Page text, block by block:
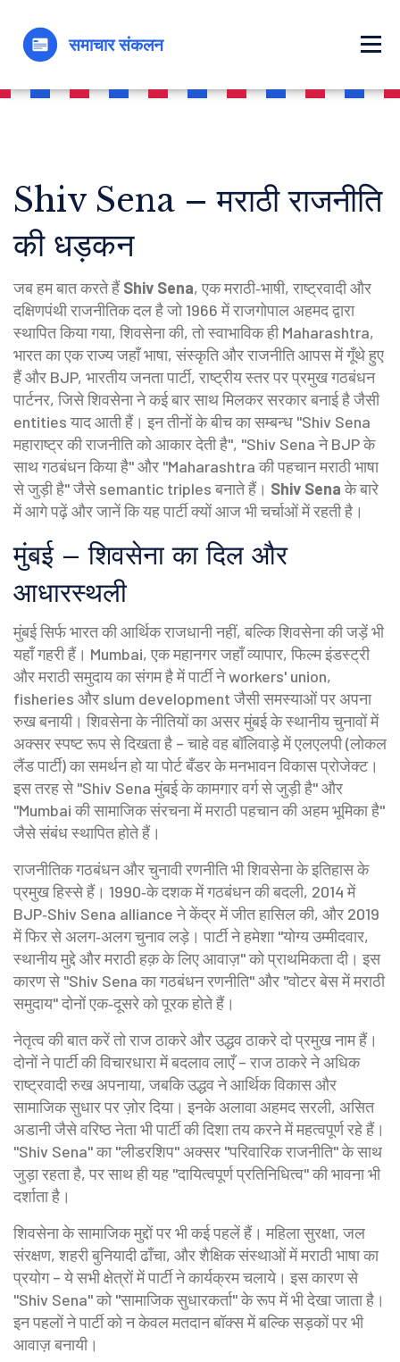
Shiv Sena – मराठी राजनीति
की धड़कन
जब हम बात करते हैंShiv Sena,एक मराठी‑भाषी, राष्ट्रवादी और
दक्षिणपंथी राजनीतिक दल है जो 1966 में राजगोपाल अहमद द्वारा
स्थापित किया गया,शिवसेनाकी, तो स्वाभाविक हीMaharashtra,
भारत का एक राज्य जहाँ भाषा, संस्कृति और राजनीति आपस में गूँथे हुए
हैंऔर BJP, भारतीय जनता पार्टी, राष्ट्रीय स्तर पर प्रमुख गठबंधन
पार्टनर, जिसे शिवसेना ने कई बार साथ मिलकर सरकार बनाई हैजैसी
entities याद आती हैं। इन तीनों के बीच का सम्बन्ध "Shiv Sena
महाराष्ट्र की राजनीति को आकार देती है", "Shiv Sena ने BJP के
साथ गठबंधन किया है" और "Maharashtra की पहचान मराठी भाषा
से जुड़ी है" जैसे semantic triples बनाते हैं। Shiv Senaके बारे
में आगे पढ़ें और जानें कि यह पार्टी क्यों आज भी चर्चाओं में रहती है।
मुंबई – शिवसेना का दिल और
आधारस्थली
मुंबई सिर्फ भारत की आर्थिक राजधानी नहीं, बल्कि शिवसेना की जड़ें भी
यहाँ गहरी हैं। Mumbai,एक महानगर जहाँ व्यापार, फिल्म इंडस्ट्री
और मराठी समुदाय का संगम हैमें पार्टी ने workers' union,
fisheries और slum development जैसी समस्याओं पर अपना
रुख बनायी। शिवसेना के नीतियों का असर मुंबई के स्थानीय चुनावों में
अक्सर स्पष्ट रूप से दिखता है – चाहे वह बॉलिवाड़े में एलएलपी (लोकल
लैंड पार्टी) का समर्थन हो या पोर्ट बँडर के मनभावन विकास प्रोजेक्ट।
इस तरह से "Shiv Sena मुंबई के कामगार वर्ग से जुड़ी है" और
"Mumbai की सामाजिक संरचना में मराठी पहचान की अहम भूमिका है"
जैसे संबंध स्थापित होते हैं।
राजनीतिक गठबंधन और चुनावी रणनीति भी शिवसेना के इतिहास के
प्रमुख हिस्से हैं। 1990‑के दशक में गठबंधन की बदली, 2014 में
BJP‑Shiv Sena alliance ने केंद्र में जीत हासिल की, और 2019
में फिर से अलग‑अलग चुनाव लड़े। पार्टी ने हमेशा "योग्य उम्मीदवार,
स्थानीय मुद्दे और मराठी हक़ के लिए आवाज़" को प्राथमिकता दी। इस
कारण से "Shiv Sena का गठबंधन रणनीति" और "वोटर बेस में मराठी
समुदाय" दोनों एक‑दूसरे को पूरक होते हैं।
नेतृत्व की बात करें तो राज ठाकरे और उद्धव ठाकरे दो प्रमुख नाम हैं।
दोनों ने पार्टी की विचारधारा में बदलाव लाएँ – राज ठाकरे ने अधिक
राष्ट्रवादी रुख अपनाया, जबकि उद्धव ने आर्थिक विकास और
सामाजिक सुधार पर ज़ोर दिया। इनके अलावा अहमद सरली, असित
अडानी जैसे वरिष्ठ नेता भी पार्टी की दिशा तय करने में महत्वपूर्ण रहे हैं।
"Shiv Sena" का "लीडरशिप" अक्सर "परिवारिक राजनीति" के साथ
जुड़ा रहता है, पर साथ ही यह "दायित्वपूर्ण प्रतिनिधित्व" की भावना भी
दर्शाता है।
शिवसेना के सामाजिक मुद्दों पर भी कई पहलें हैं। महिला सुरक्षा, जल
संरक्षण, शहरी बुनियादी ढाँचा, और शैक्षिक संस्थाओं में मराठी भाषा का
प्रयोग – ये सभी क्षेत्रों में पार्टी ने कार्यक्रम चलाये। इस कारण से
"Shiv Sena" को "सामाजिक सुधारकर्ता" के रूप में भी देखा जाता है।
इन पहलों ने पार्टी को न केवल मतदान बॉक्स में बल्कि सड़कों पर भी
आवाज़ बनायी।